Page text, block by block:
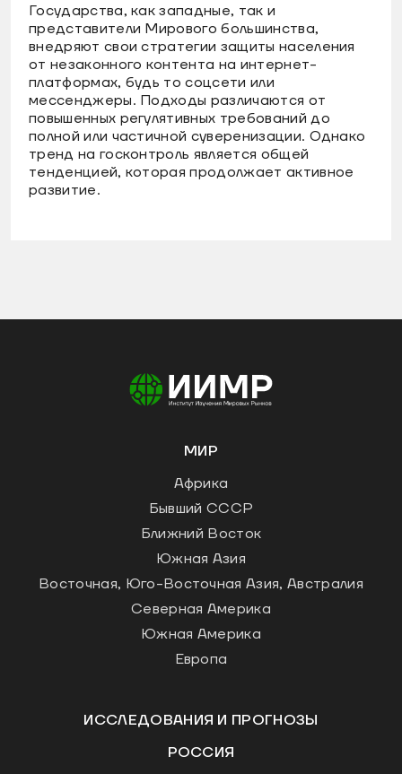
Государства, как западные, так и
представители Мирового большинства,
внедряют свои стратегии защиты населения
от незаконного контента на интернет-
платформах, будь то соцсети или
мессенджеры. Подходы различаются от
повышенных регулятивных требований до
полной или частичной суверенизации. Однако
тренд на госконтроль является общей
тенденцией, которая продолжает активное
развитие.
МИР
Африка
Бывший СССР
Ближний Восток
Южная Азия
Восточная, Юго-Восточная Азия, Австралия
Северная Америка
Южная Америка
Европа
ИССЛЕДОВАНИЯ И ПРОГНОЗЫ
РОССИЯ